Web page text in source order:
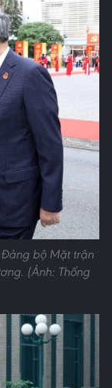
Đảng bộ Mặt trận
(Ảnh: Thống